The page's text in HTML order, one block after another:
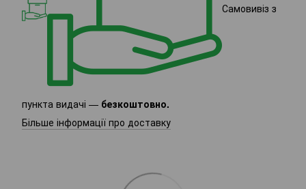
Самовивіз з
пункта видачі — безкоштовно.
Більше інформації про доставку